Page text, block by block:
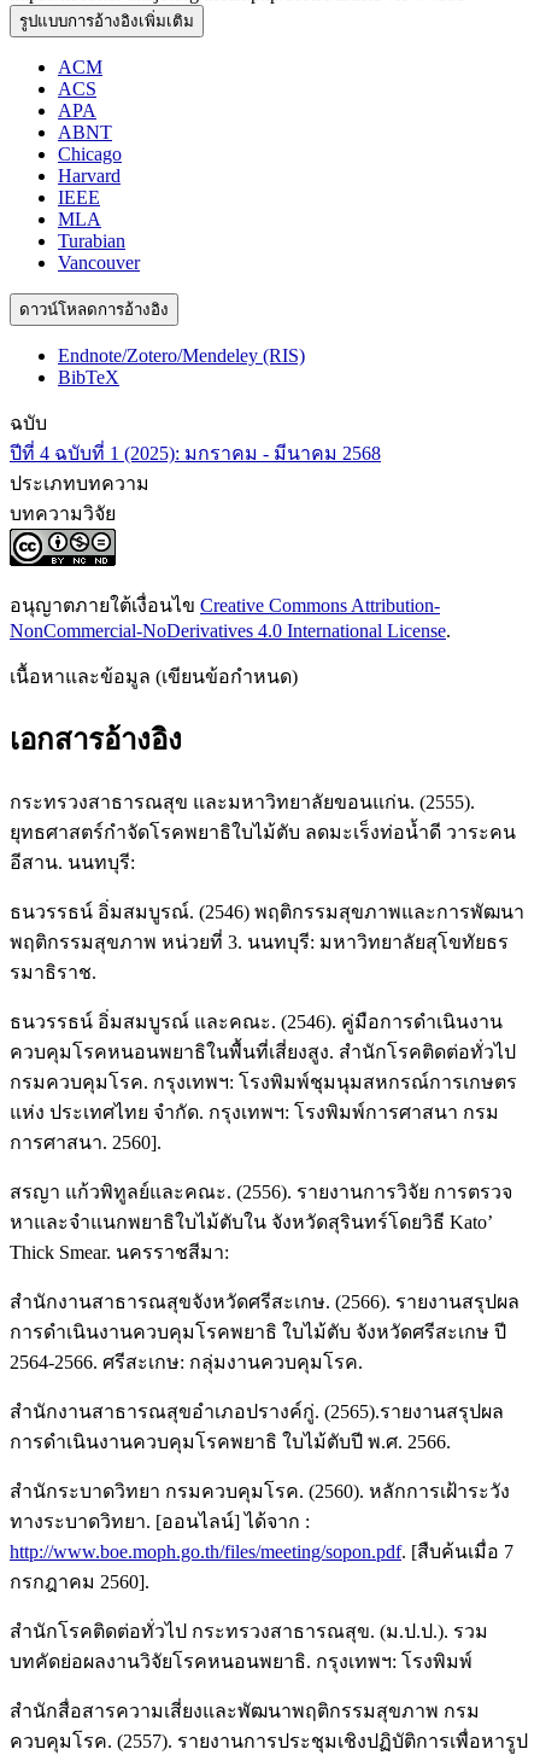
รูปแบบการอ้างอิงเพิ่มเติม
ACM
ACS
APA
ABNT
Chicago
Harvard
IEEE
MLA
Turabian
Vancouver
ดาวน์โหลดการอ้างอิง
Endnote/Zotero/Mendeley (RIS)
BibTeX
ฉบับ
ปีที่ 4 ฉบับที่ 1 (2025): มกราคม - มีนาคม 2568
ประเภทบทความ
บทความวิจัย
อนุญาตภายใต้เงื่อนไข Creative Commons Attribution-
NonCommercial-NoDerivatives 4.0 International License.
เนื้อหาและข้อมูล (เขียนข้อกำหนด)
เอกสารอ้างอิง
กระทรวงสาธารณสุข และมหาวิทยาลัยขอนแก่น. (2555).
ยุทธศาสตร์กำจัดโรคพยาธิใบไม้ตับ ลดมะเร็งท่อน้ำดี วาระคน
อีสาน. นนทบุรี:
ธนวรรธน์ อิ่มสมบูรณ์. (2546) พฤติกรรมสุขภาพและการพัฒนา
พฤติกรรมสุขภาพ หน่วยที่ 3. นนทบุรี: มหาวิทยาลัยสุโขทัยธร
รมาธิราช.
ธนวรรธน์ อิ่มสมบูรณ์ และคณะ. (2546). คู่มือการดำเนินงาน
ควบคุมโรคหนอนพยาธิในพื้นที่เสี่ยงสูง. สำนักโรคติดต่อทั่วไป
กรมควบคุมโรค. กรุงเทพฯ: โรงพิมพ์ชุมนุมสหกรณ์การเกษตร
แห่ง ประเทศไทย จำกัด. กรุงเทพฯ: โรงพิมพ์การศาสนา กรม
การศาสนา. 2560].
สรญา แก้วพิทูลย์และคณะ. (2556). รายงานการวิจัย การตรวจ
หาและจำแนกพยาธิใบไม้ตับใน จังหวัดสุรินทร์โดยวิธี Kato’
Thick Smear. นครราชสีมา:
สำนักงานสาธารณสุขจังหวัดศรีสะเกษ. (2566). รายงานสรุปผล
การดำเนินงานควบคุมโรคพยาธิ ใบไม้ตับ จังหวัดศรีสะเกษ ปี
2564-2566. ศรีสะเกษ: กลุ่มงานควบคุมโรค.
สำนักงานสาธารณสุขอำเภอปรางค์กู่. (2565).รายงานสรุปผล
การดำเนินงานควบคุมโรคพยาธิ ใบไม้ตับปี พ.ศ. 2566.
สำนักระบาดวิทยา กรมควบคุมโรค. (2560). หลักการเฝ้าระวัง
ทางระบาดวิทยา. [ออนไลน์] ได้จาก :
http://www.boe.moph.go.th/files/meeting/sopon.pdf. [สืบค้นเมื่อ 7
กรกฎาคม 2560].
สำนักโรคติดต่อทั่วไป กระทรวงสาธารณสุข. (ม.ป.ป.). รวม
บทคัดย่อผลงานวิจัยโรคหนอนพยาธิ. กรุงเทพฯ: โรงพิมพ์
สำนักสื่อสารความเสี่ยงและพัฒนาพฤติกรรมสุขภาพ กรม
ควบคุมโรค. (2557). รายงานการประชุมเชิงปฏิบัติการเพื่อหารูป